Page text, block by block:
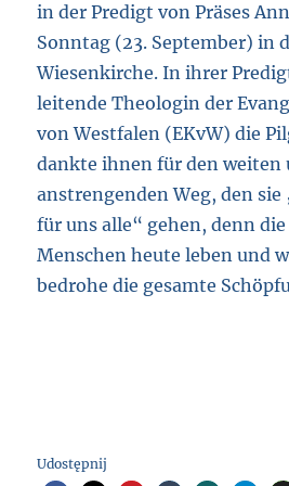
in der Predigt von Präses
Sonntag (23. September) in
Wiesenkirche. In ihrer
leitende Theologin der
von Westfalen (EKvW) die
dankte ihnen für den weiten
anstrengenden Weg, den
für uns alle“ gehen, denn
Menschen heute leben und
bedrohe die gesamte
Udostępnij